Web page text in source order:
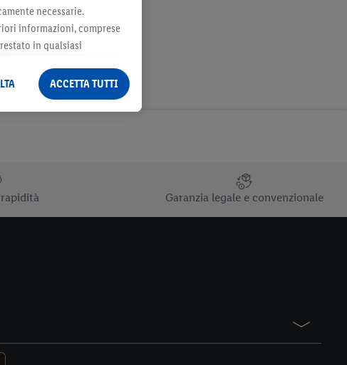
Garanzia legale e convenzionale
necessarie.
informazioni, comprese
in qualsiasi
ACCETTA TUTTI